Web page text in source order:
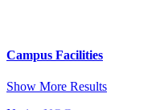
Campus Facilities
Show More Results